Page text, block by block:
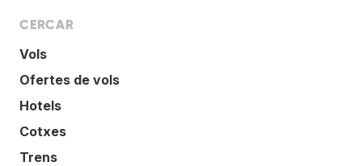
CERCAR
Vols
Ofertes de vols
Hotels
Cotxes
Trens